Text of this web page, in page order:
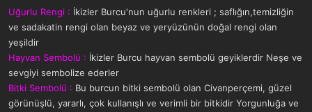
Uğurlu Rengi : İkizler Burcu'nun uğurlu renkleri ; saflığın,temizliğin
ve sadakatin rengi olan beyaz ve yeryüzünün doğal rengi olan
yeşildir
Hayvan Sembolü : İkizler Burcu hayvan sembolü geyiklerdir Neşe ve
sevgiyi sembolize ederler
Bitki Sembolü : Bu burcun bitki sembolü olan Civanperçemi, güzel
görünüşlü, yararlı, çok kullanışlı ve verimli bir bitkidir Yorgunluğa ve